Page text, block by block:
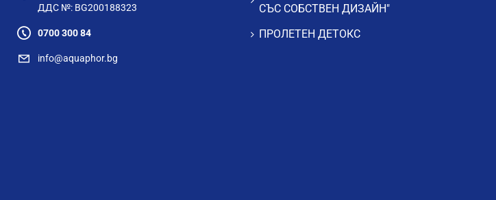
ДДС №: BG200188323
0700 300 84
info@aquaphor.bg
СЪС СОБСТВЕН ДИЗАЙН"
ПРОЛЕТЕН ДЕТОКС